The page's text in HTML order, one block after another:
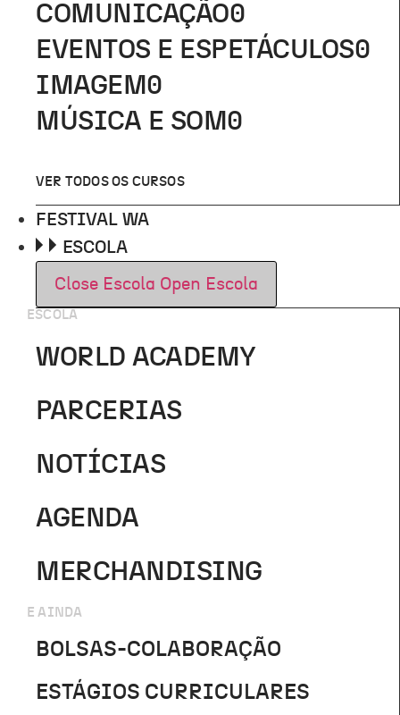
COMUNICAÇÃO0
EVENTOS E ESPETÁCULOS0
IMAGEM 0
MÚSICA E SOM 0
VER TODOS OS CURSOS
FESTIVAL WA
ESCOLA
Close Escola Open Escola
ESCOLA
WORLD ACADEMY
PARCERIAS
NOTÍCIAS
AGENDA
MERCHANDISING
E AINDA
BOLSAS-COLABORAÇÃO
ESTÁGIOS CURRICULARES